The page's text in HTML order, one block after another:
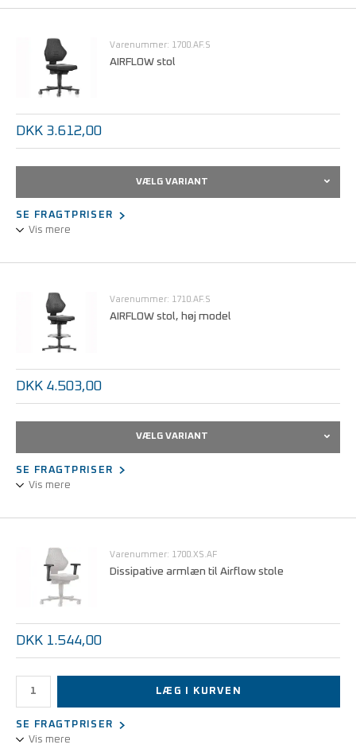
Varenummer: 1700.AF.S
AIRFLOW stol
DKK 3.612,00
VÆLG VARIANT
SE FRAGTPRISER
Vis mere
og passivt fra siddende personer, når stolen bruges sammen med
ledende gulve eller gulvmåtter.
Varenummer: 1710.AF.S
AIRFLOW stol, høj model
DKK 4.503,00
VÆLG VARIANT
SE FRAGTPRISER
Vis mere
og passivt fra siddende personer, når stolen bruges sammen med
ledende gulve eller gulvmåtter.
Varenummer: 1700.XS.AF
Dissipative armlæn til Airflow stole
DKK 1.544,00
LÆG I KURVEN
SE FRAGTPRISER
Vis mere